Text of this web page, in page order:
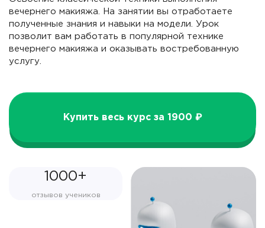
вечернего макияжа. На занятии вы отработаете
полученные знания и навыки на модели. Урок
позволит вам работать в популярной технике
вечернего макияжа и оказывать востребованную
услугу.
Купить весь курс за 1900 ₽
1000+
отзывов учеников